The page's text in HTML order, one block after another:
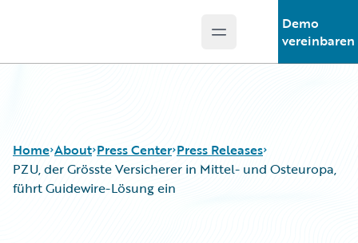
Open main menu
Demo
vereinbaren
Home About Press Center Press Releases
PZU, der Grösste Versicherer in Mittel- und Osteuropa,
führt Guidewire-Lösung ein